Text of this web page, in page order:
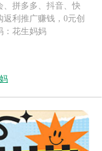
、拼多多、抖音、快
利推广赚钱，0元创
：花生妈妈